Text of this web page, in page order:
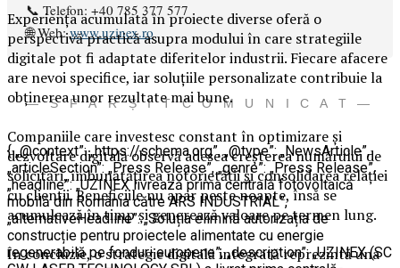
📞 Telefon: +40 785 377 577
🌐 Web:www.uzinex.ro
— S F Â R Ș I T C O M U N I C A T —
{ „@context”: „https://schema.org”, „@type”: „NewsArticle”,
„articleSection”: „Press Release”, „genre”: „Press Release”,
„headline”: „UZINEX livrează prima centrală fotovoltaică
mobilă din România către ARS INDUSTRIAL”,
„alternativeHeadline”: „Soluția elimină autorizația de
construcție pentru proiectele alimentate cu energie
regenerabilă pe fonduri europene”, „description”: „UZINEX (SC
Experiența acumulată în proiecte diverse oferă o
perspectivă practică asupra modului în care strategiile
digitale pot fi adaptate diferitelor industrii. Fiecare afacere
are nevoi specifice, iar soluțiile personalizate contribuie la
obținerea unor rezultate mai bune.
Companiile care investesc constant în optimizare și
dezvoltare digitală observă adesea creșterea numărului de
solicitări, îmbunătățirea notorietății și consolidarea relației
cu clienții. Beneficiile nu apar peste noapte, însă se
acumulează în timp și generează valoare pe termen lung.
În concluzie, o strategie digitală integrată reprezintă una